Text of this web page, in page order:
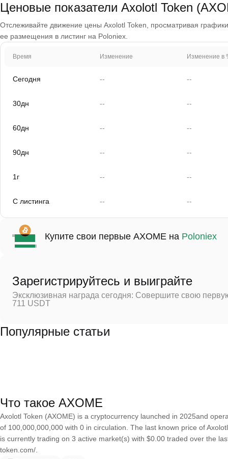
Ценовые показатели Axolotl Token
Отслеживайте движение цены Axolotl Token, просматривая
ее размещения в листинг на Poloniex.
Время Изменение Изменение в
Сегодня -- --
30дн -- --
60дн -- --
90дн -- --
1г -- --
С листинга -- --
Купите свои первые AXOME на Poloniex
Зарегистрируйтесь и выиграйте
Эксклюзивная награда сегодня: Совершите свою
711 USDT
Популярные статьи
Что такое AXOME
Axolotl Token (AXOME) is a cryptocurrency launched in 2025and
of 100,000,000,000 with 0 in circulation. The last known price of
is currently trading on 3 active market(s) with $0.00 traded over the
token.com/.